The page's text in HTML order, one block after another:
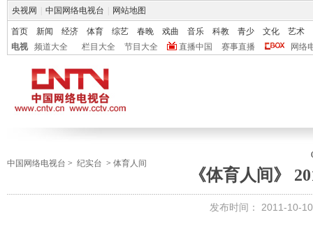
央视网 中国网络电视台 网站地图
首页 新闻 经济 体育 综艺 春晚 戏曲 音乐 科教 青少 文化
艺术
电视
频道大全 栏目大全 节目大全 直播中国 赛事直播 网络
中国网络电视台 > 纪实台 > 体育人间
《体育人间》
发布时间： 2011-10-